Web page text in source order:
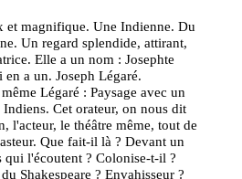
et magnifique. Une Indienne. Du
Un regard splendide, attirant,
Elle a un nom : Josephte
a un. Joseph Légaré.
Légaré : Paysage avec un
Indiens. Cet orateur, on nous dit
l'acteur, le théâtre même, tout de
Que fait-il là ? Devant un
qui l'écoutent ? Colonise-t-il ?
Shakespeare ? Envahisseur ?